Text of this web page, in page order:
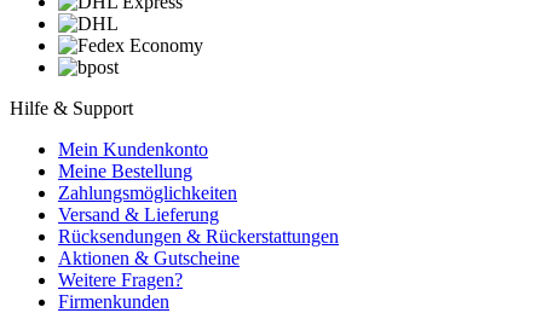
Hilfe & Support
Mein Kundenkonto
Meine Bestellung
Zahlungsmöglichkeiten
Versand & Lieferung
Rücksendungen & Rückerstattungen
Aktionen & Gutscheine
Weitere Fragen?
Firmenkunden